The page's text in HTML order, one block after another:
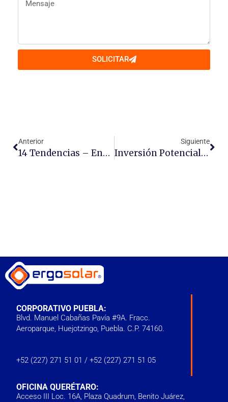
SOLICITAR
Anterior
14 Tendencias – Energía Fotovoltaica Para 2019
Siguiente
Inversión Potencial De Hasta Mil 200 Millones De Pesos Para Energía Solar En Puebla
CORPORATIVO PUEBLA:
Blvd. Manuel Cabañas Pavía #9A. Fracc.
Aeroparque, Huejotzingo, Puebla. C.P. 74160.
+52 (227) 271 51 01 / +52 (227) 271 51 05
OFICINA QUERÉTARO:
Acceso III Loc. 16A, Plaza Quadrum, Benito Juárez,